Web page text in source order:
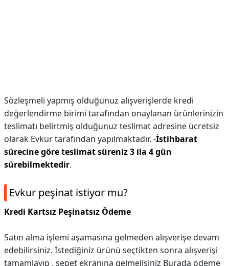
Sözleşmeli yapmış olduğunuz alışverişlerde kredi
değerlendirme birimi tarafından onaylanan ürünlerinizin
teslimatı belirtmiş olduğunuz teslimat adresine ücretsiz
olarak Evkur tarafından yapılmaktadır. -İstihbarat
sürecine göre teslimat süreniz 3 ila 4 gün
sürebilmektedir.
Evkur peşinat istiyor mu?
Kredi Kartsız Peşinatsız Ödeme
Satın alma işlemi aşamasına gelmeden alışverişe devam
edebilirsiniz. İstediğiniz ürünü seçtikten sonra alışverişi
tamamlayıp , sepet ekranına gelmelisiniz Burada ödeme